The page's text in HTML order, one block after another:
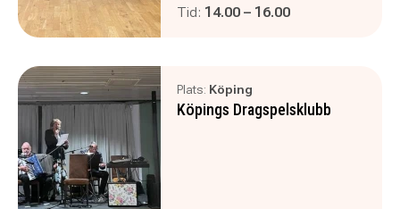
Tid: Pågår mellan
14.00 – och
16.00
Plats: Köping
Köpings Dragspelsklubb